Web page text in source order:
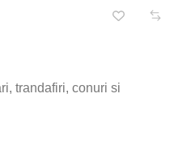
trandafiri, conuri si